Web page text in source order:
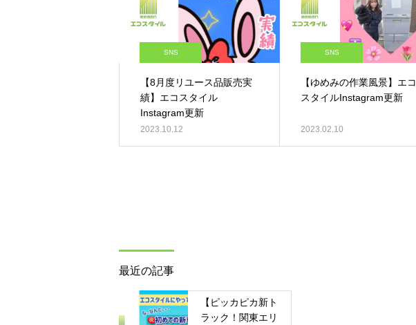
SNS
【8月度リユース品販売実
績】エコスタイル
Instagram更新
2023.10.12
SNS
【ゆめみの作業風景】エコ
スタイルInstagram更新
2023.02.10
最近の記事
【ピッカピカ新ト
ラック！関東エリ